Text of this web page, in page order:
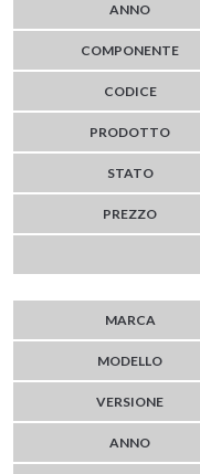
ANNO
COMPONENTE
CODICE
PRODOTTO
STATO
PREZZO
MARCA
MODELLO
VERSIONE
ANNO